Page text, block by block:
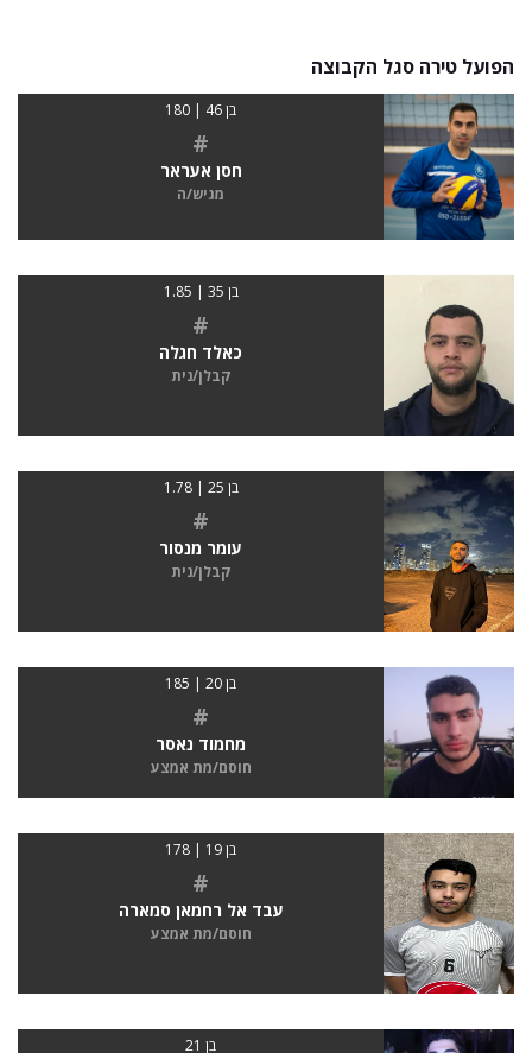
הפועל טירה סגל הקבוצה
בן 46 | 180
#
חסן אעראר
מגיש/ה
בן 35 | 1.85
#
כאלד חגלה
קבלן/נית
בן 25 | 1.78
#
עומר מנסור
קבלן/נית
בן 20 | 185
#
מחמוד נאסר
חוסם/מת אמצע
בן 19 | 178
#
עבד אל רחמאן סמארה
חוסם/מת אמצע
בן 21